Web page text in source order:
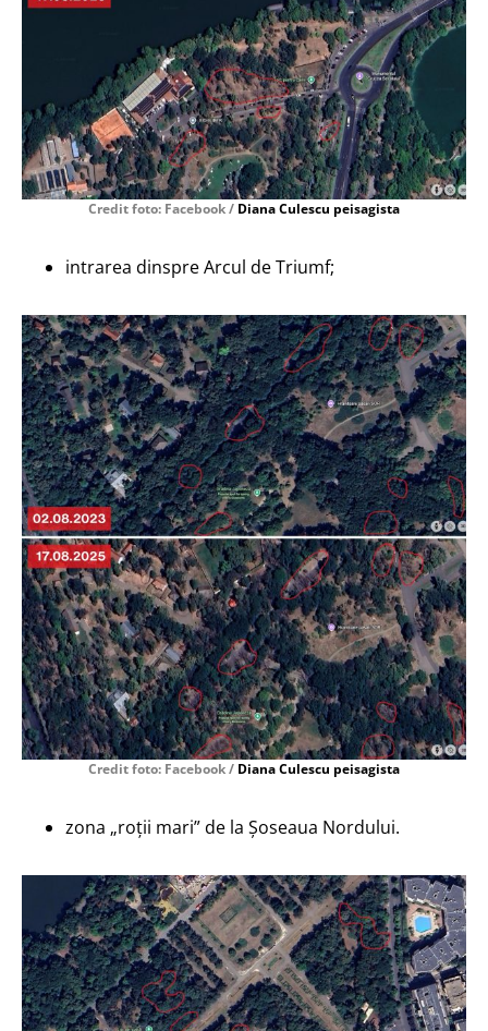
Credit foto: Facebook / Diana Culescu peisagista
intrarea dinspre Arcul de Triumf;
Credit foto: Facebook / Diana Culescu peisagista
zona „roții mari” de la Șoseaua Nordului.